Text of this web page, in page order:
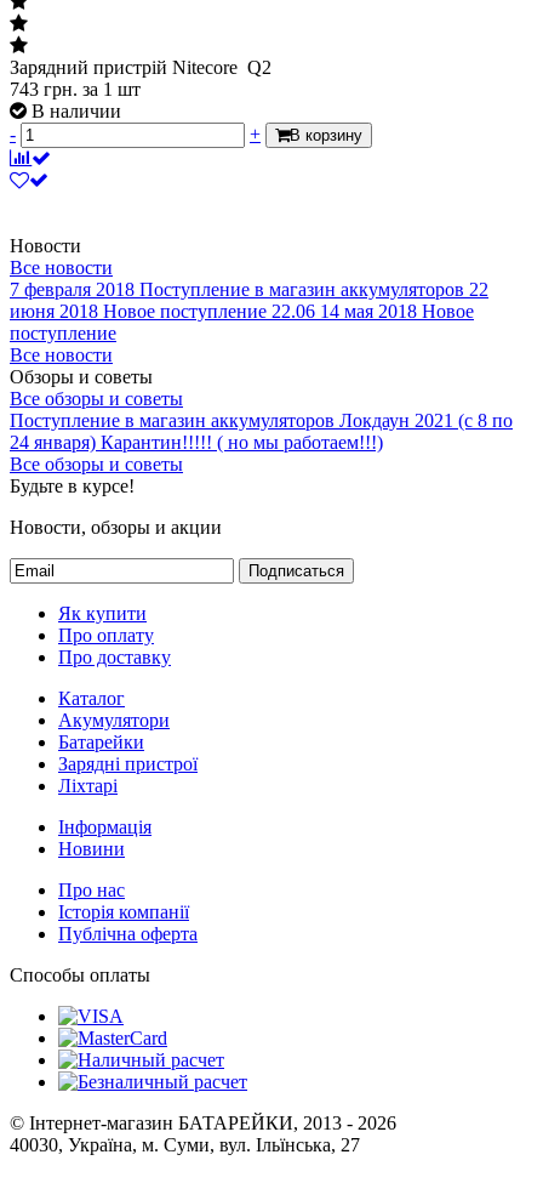
Зарядний пристрій Nitecore Q2
743 грн. за 1 шт
В наличии
-
+ В корзину
Новости
Все новости
7 февраля 2018 Поступление в магазин аккумуляторов 22
июня 2018 Новое поступление 22.06 14 мая 2018 Новое
поступление
Все новости
Обзоры и советы
Все обзоры и советы
Поступление в магазин аккумуляторов Локдаун 2021 (с 8 по
24 января) Карантин!!!!! ( но мы работаем!!!)
Все обзоры и советы
Будьте в курсе!
Новости, обзоры и акции
Подписаться
Як купити
Про оплату
Про доставку
Каталог
Акумулятори
Батарейки
Зарядні пристрої
Ліхтарі
Інформація
Новини
Про нас
Історія компанії
Публічна оферта
Способы оплаты
© Інтернет-магазин БАТАРЕЙКИ, 2013 - 2026
40030, Україна, м. Суми, вул. Ільїнська, 27